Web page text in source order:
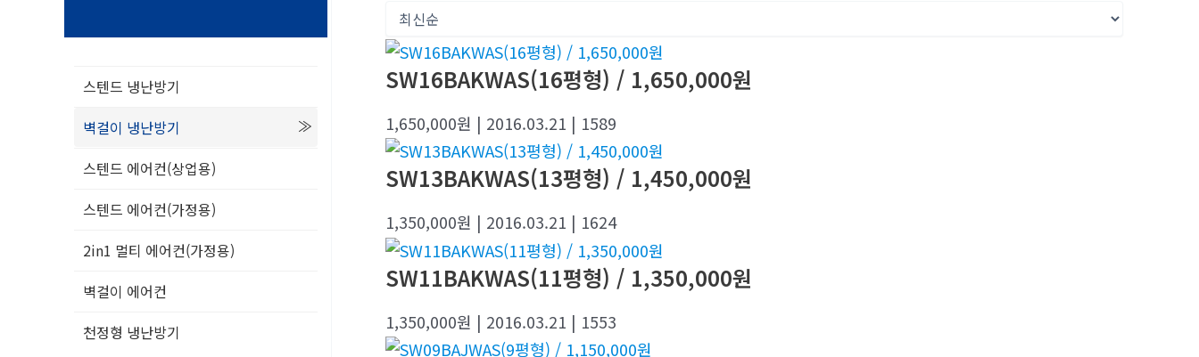
스텐드 냉난방기
벽걸이 냉난방기
스텐드 에어컨(상업용)
스텐드 에어컨(가정용)
2in1 멀티 에어컨(가정용)
벽걸이 에어컨
천정형 냉난방기
SW16BAKWAS(16평형) / 1,650,000원
1,650,000원 | 2016.03.21 | 1589
SW13BAKWAS(13평형) / 1,450,000원
1,350,000원 | 2016.03.21 | 1624
SW11BAKWAS(11평형) / 1,350,000원
1,350,000원 | 2016.03.21 | 1553